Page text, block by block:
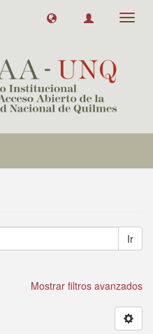
Ir
Mostrar filtros avanzados